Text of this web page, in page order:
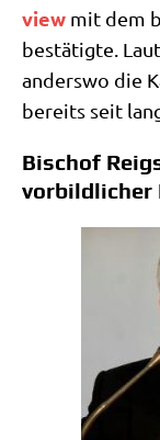
view mit dem
bestä­tig­te.
anders­wo die
bereits seit
Bischof
vorbildlicher